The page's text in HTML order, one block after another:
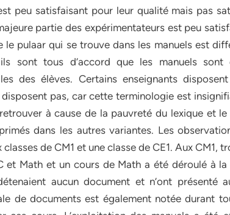
peu satisfaisant pour leur qualité mais pas
partie des expérimentateurs est peu
le pulaar qui se trouve dans les manuels est
ils sont tous d’accord que les manuels
des élèves. Certains enseignants
disposent pas, car cette terminologie est
à cause de la pauvreté du lexique et
dans les autres variantes. Les
classes de CM1 et une classe de CE1. Aux
et Math et un cours de Math a été déroulé à
aucun document et n’ont présenté
de documents est également notée durant